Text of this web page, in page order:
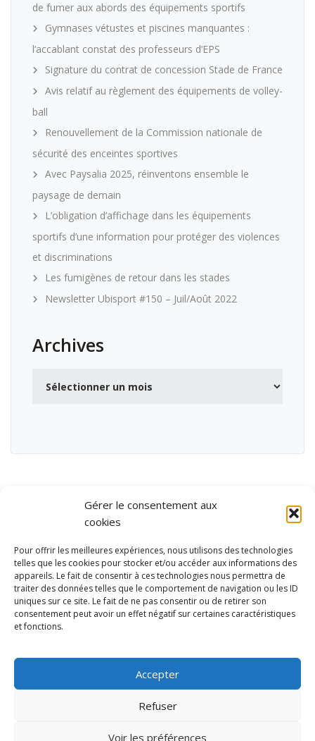
Gérer le consentement aux
cookies
Pour offrir les meilleures expériences, nous utilisons des technologies
telles que les cookies pour stocker et/ou accéder aux informations des
appareils. Le fait de consentir à ces technologies nous permettra de
traiter des données telles que le comportement de navigation ou les ID
uniques sur ce site. Le fait de ne pas consentir ou de retirer son
consentement peut avoir un effet négatif sur certaines caractéristiques
et fonctions.
Accepter
Refuser
Voir les préférences
de fumer aux abords des équipements sportifs
Gymnases vétustes et piscines manquantes :
l’accablant constat des professeurs d’EPS
Signature du contrat de concession Stade de France
Avis relatif au règlement des équipements de volley-
ball
Renouvellement de la Commission nationale de
sécurité des enceintes sportives
Avec Paysalia 2025, réinventons ensemble le
paysage de demain
L’obligation d’affichage dans les équipements
sportifs d’une information pour protéger des violences
et discriminations
Les fumigènes de retour dans les stades
Newsletter Ubisport #150 – Juil/Août 2022
Archives
et de loisirs
Contact
Mentions légales